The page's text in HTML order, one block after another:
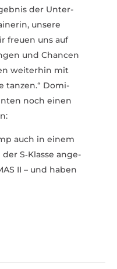
der Unter­
unsere
freuen uns auf
und Chancen
weiterhin mit
tanzen.“ Domi­
noch einen
auch in einem
S‑Klasse ange­
II – und haben